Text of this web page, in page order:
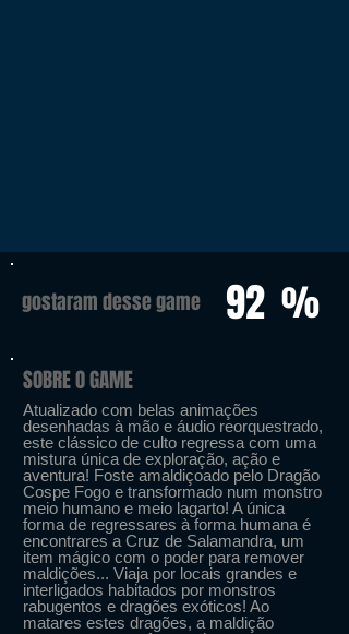
gostaram desse game 92 %
SOBRE O GAME
Atualizado com belas animações
desenhadas à mão e áudio reorquestrado,
este clássico de culto regressa com uma
mistura única de exploração, ação e
aventura! Foste amaldiçoado pelo Dragão
Cospe Fogo e transformado num monstro
meio humano e meio lagarto! A única
forma de regressares à forma humana é
encontrares a Cruz de Salamandra, um
item mágico com o poder para remover
maldições... Viaja por locais grandes e
interligados habitados por monstros
rabugentos e dragões exóticos! Ao
matares estes dragões, a maldição